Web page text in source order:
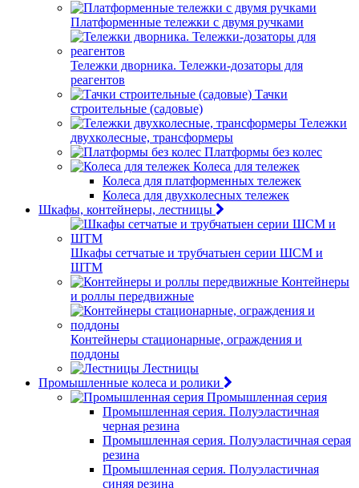
Платформенные тележки с двумя ручками
Тележки дворника. Тележки-дозаторы для
реагентов
Тачки
строительные (садовые)
Тележки
двухколесные, трансформеры
Платформы без колес
Колеса для тележек
Колеса для платформенных тележек
Колеса для двухколесных тележек
Шкафы, контейнеры, лестницы
Шкафы сетчатые и трубчатыен серии ШСМ и
ШТМ
Контейнеры
и роллы передвижные
Контейнеры стационарные, ограждения и
поддоны
Лестницы
Промышленные колеса и ролики
Промышленная серия
Промышленная серия. Полуэластичная
черная резина
Промышленная серия. Полуэластичная серая
резина
Промышленная серия. Полуэластичная
синяя резина